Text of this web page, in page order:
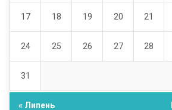
17 18 19 20 21
24 25 26 27 28
31
« Липень